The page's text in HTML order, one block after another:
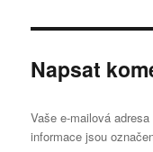
Napsat
Vaše e-mailová
informace jsou